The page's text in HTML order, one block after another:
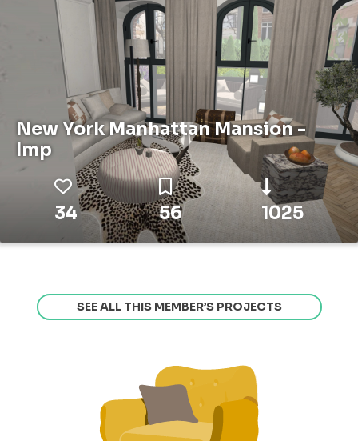
New York Manhattan Mansion -
Imp
34 56 1025
SEE ALL THIS MEMBER’S PROJECTS